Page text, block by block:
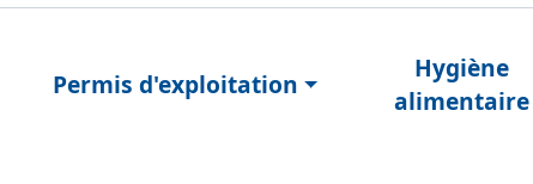
Permis d'exploitation
Hygiène
alimentaire